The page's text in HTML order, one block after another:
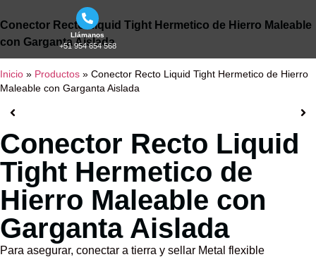
Llámanos
+51 954 654 568
Conector Recto Liquid Tight Hermetico de Hierro Maleable
con Garganta Aislada
Inicio » Productos » Conector Recto Liquid Tight Hermetico de Hierro
Maleable con Garganta Aislada
Conector Recto Liquid
Tight Hermetico de
Hierro Maleable con
Garganta Aislada
Para asegurar, conectar a tierra y sellar Metal flexible